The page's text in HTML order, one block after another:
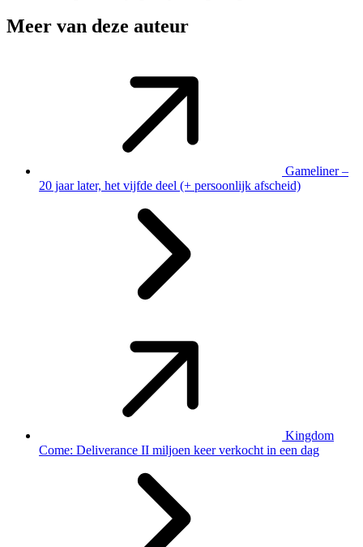
Meer van deze auteur
Gameliner –
20 jaar later, het vijfde deel (+ persoonlijk afscheid)
Kingdom
Come: Deliverance II miljoen keer verkocht in een dag